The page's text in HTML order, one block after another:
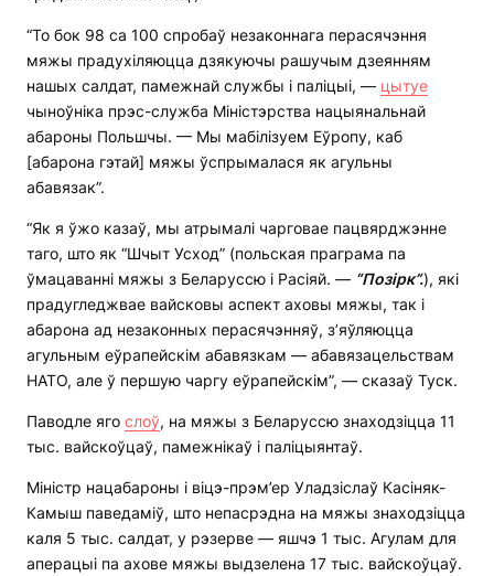
“То бок 98 са 100 спробаў незаконнага перасячэння
мяжы прадухіляюцца дзякуючы рашучым дзеянням
нашых салдат, памежнай службы і паліцыі, — цытуе
чыноўніка прэс-служба Міністэрства нацыянальнай
абароны Польшчы. — Мы мабілізуем Еўропу, каб
[абарона гэтай] мяжы ўспрымалася як агульны
абавязак”.
“Як я ўжо казаў, мы атрымалі чарговае пацвярджэнне
таго, што як “Шчыт Усход” (польская праграма па
ўмацаванні мяжы з Беларуссю і Расіяй. — “Позірк”.), які
прадугледжвае вайсковы аспект аховы мяжы, так і
абарона ад незаконных перасячэнняў, з’яўляюцца
агульным еўрапейскім абавязкам — абавязацельствам
НАТО, але ў першую чаргу еўрапейскім”, — сказаў Туск.
Паводле яго слоў, на мяжы з Беларуссю знаходзіцца 11
тыс. вайскоўцаў, памежнікаў і паліцыянтаў.
Міністр нацабароны і віцэ-прэм’ер Уладзіслаў Касіняк-
Камыш паведаміў, што непасрэдна на мяжы знаходзіцца
каля 5 тыс. салдат, у рэзерве — яшчэ 1 тыс. Агулам для
аперацыі па ахове мяжы выдзелена 17 тыс. вайскоўцаў.